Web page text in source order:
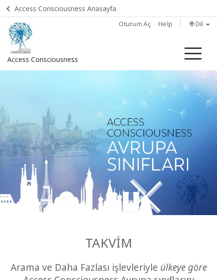
Access Consciousness Anasayfa
Oturum Aç Help 🌐 Dil
Access Consciousness
Ana
sayfa
Hakkinda
Bars
TAKVİM
Arama ve Daha Fazlası işlevleriyle ülkeye göre